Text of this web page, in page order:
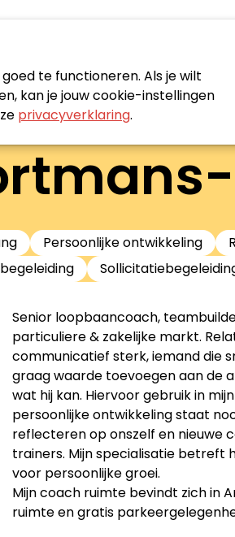
te functioneren. Als je wilt
kan je jouw cookie-instellingen
privacyverklaring.
Nieuws Agenda
Persoonlijke ontwikkeling
Senior loopbaancoach,
particuliere & zakelijke markt.
communicatief sterk, iemand die
graag waarde toevoegen aan de
wat hij kan. Hiervoor gebruik in
persoonlijke ontwikkeling staat
reflecteren op onszelf en nieuwe
trainers. Mijn specialisatie betreft
voor persoonlijke groei.
Mijn coach ruimte bevindt zich in
ruimte en gratis